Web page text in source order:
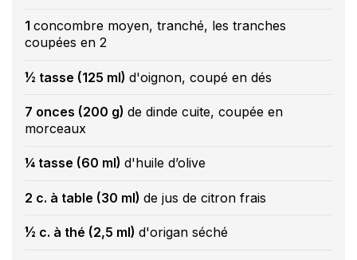
1 concombre moyen, tranché, les tranches
coupées en 2
½ tasse (125 ml) d'oignon, coupé en dés
7 onces (200 g) de dinde cuite, coupée en
morceaux
¼ tasse (60 ml) d'huile d’olive
2 c. à table (30 ml) de jus de citron frais
½ c. à thé (2,5 ml) d'origan séché